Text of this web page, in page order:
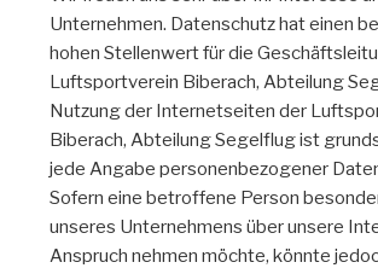
Unternehmen. Datenschutz hat einen
hohen Stellenwert für die
Luftsportverein Biberach, Abteilung
Nutzung der Internetseiten der
Biberach, Abteilung Segelflug ist
jede Angabe personenbezogener
Sofern eine betroffene Person
unseres Unternehmens über unsere
Anspruch nehmen möchte, könnte